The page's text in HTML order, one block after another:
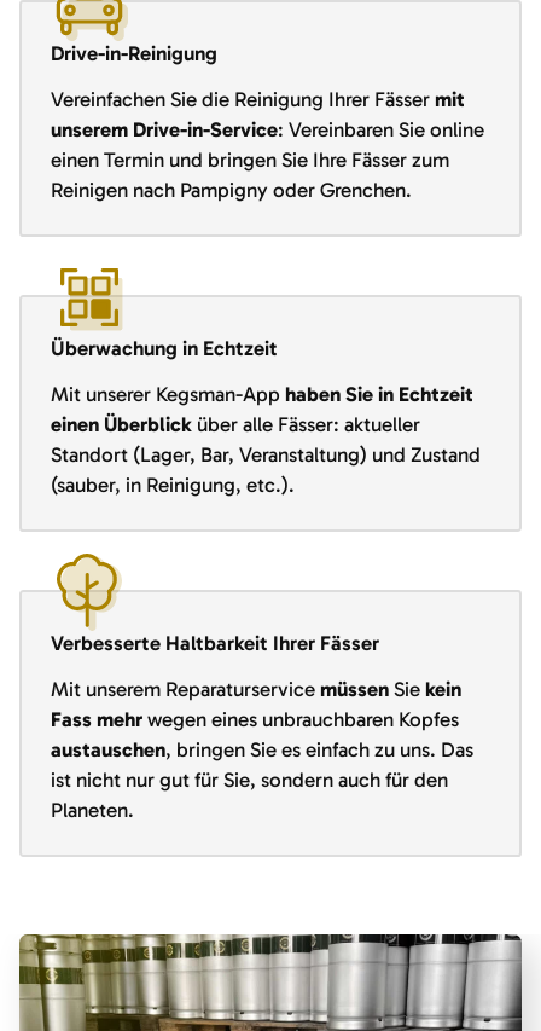
Drive-in-Reinigung
Vereinfachen Sie die Reinigung Ihrer Fässer mit
unserem Drive-in-Service: Vereinbaren Sie online
einen Termin und bringen Sie Ihre Fässer zum
Reinigen nach Pampigny oder Grenchen.
Überwachung in Echtzeit
Mit unserer Kegsman-App haben Sie in Echtzeit
einen Überblick über alle Fässer: aktueller
Standort (Lager, Bar, Veranstaltung) und Zustand
(sauber, in Reinigung, etc.).
Verbesserte Haltbarkeit Ihrer Fässer
Mit unserem Reparaturservice müssen Sie kein
Fass mehr wegen eines unbrauchbaren Kopfes
austauschen, bringen Sie es einfach zu uns. Das
ist nicht nur gut für Sie, sondern auch für den
Planeten.